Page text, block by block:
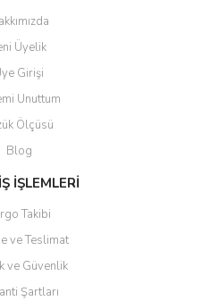
Yorum Yaz
veya görüntülenemiyor.
bulunuyor.
pahalı.
olmalı.
Gönder
Üyelik
Girişi
Unuttum
Ölçüsü
Blog
İŞLEMLERİ
Takibi
ve Teslimat
ve Güvenlik
Şartları